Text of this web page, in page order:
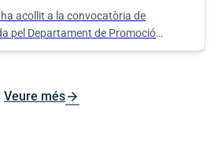
acollit a la convocatòria de
pel Departament de Promoció
Local del Consell de Mallorca
Veure mésarrow_forward